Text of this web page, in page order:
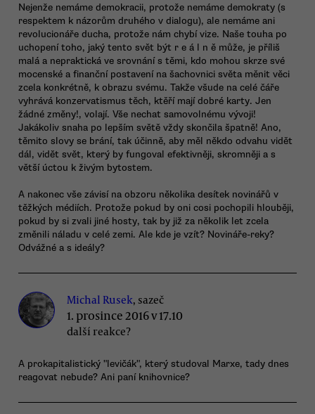
Nejenže nemáme demokracii, protože nemáme demokraty (s
respektem k názorům druhého v dialogu), ale nemáme ani
revolucionáře ducha, protože nám chybí vize. Naše touha po
uchopení toho, jaký tento svět být r e á l n ě může, je příliš
malá a nepraktická ve srovnání s těmi, kdo mohou skrze své
mocenské a finanční postavení na šachovnici světa měnit věci
zcela konkrétně, k obrazu svému. Takže všude na celé čáře
vyhrává konzervatismus těch, ktěří mají dobré karty. Jen
žádné změny!, volají. Vše nechat samovolnému vývoji!
Jakákoliv snaha po lepším světě vždy skončila špatně! Ano,
těmito slovy se brání, tak účinně, aby měl někdo odvahu vidět
dál, vidět svět, který by fungoval efektivněji, skromněji a s
větší úctou k živým bytostem.
A nakonec vše závisí na obzoru několika desítek novinářů v
těžkých médiích. Protože pokud by oni cosi pochopili hlouběji,
pokud by si zvali jiné hosty, tak by již za několik let zcela
změnili náladu v celé zemi. Ale kde je vzít? Novináře-reky?
Odvážné a s ideály?
Michal Rusek, sazeč
1. prosince 2016 v 17.10
další reakce?
A prokapitalistický "levičák", který studoval Marxe, tady dnes
reagovat nebude? Ani paní knihovnice?